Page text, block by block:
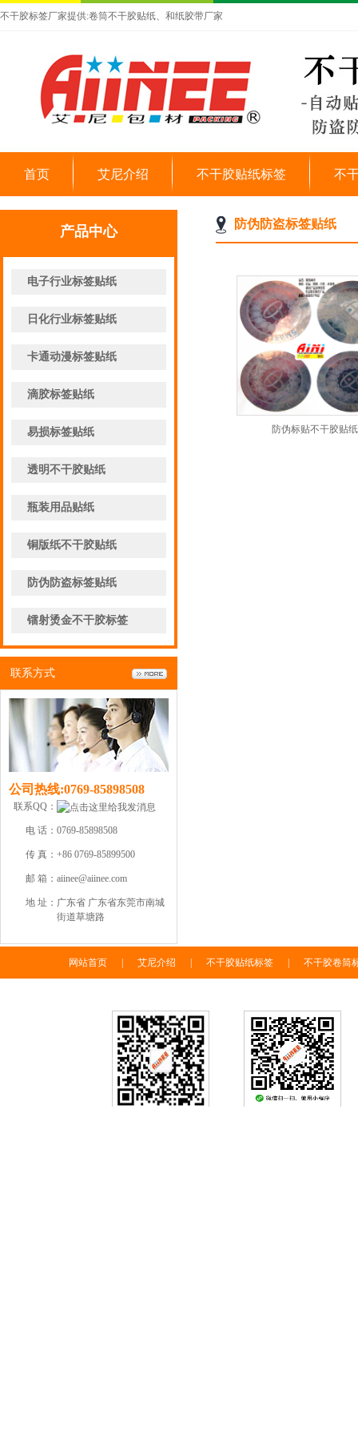
不干胶标签厂家提供:卷筒不干胶贴纸、和纸胶带厂家
首页 艾尼介绍 不干胶贴纸标签 不
产品中心
电子行业标签贴纸
日化行业标签贴纸
卡通动漫标签贴纸
滴胶标签贴纸
易损标签贴纸
透明不干胶贴纸
瓶装用品贴纸
铜版纸不干胶贴纸
防伪防盗标签贴纸
镭射烫金不干胶标签
联系方式
公司热线:0769-85898508
联系QQ：
电 话： 0769-85898508
传 真： +86 0769-85899500
邮 箱： aiinee@aiinee.com
地 址： 广东省 广东省东莞市南城
街道草塘路
防伪防盗标签贴纸
防伪标贴不干胶贴纸
网站首页 艾尼介绍 不干胶贴纸标签 不干胶卷筒